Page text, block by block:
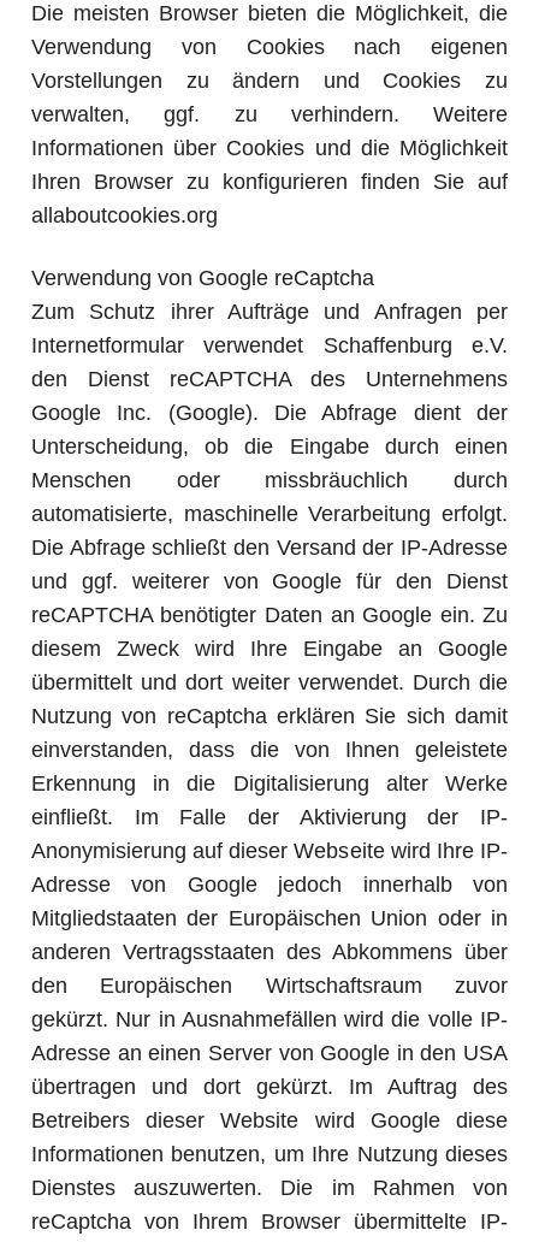
Die meisten Browser bieten die Möglichkeit, die
Verwendung von Cookies nach eigenen
Vorstellungen zu ändern und Cookies zu
verwalten, ggf. zu verhindern. Weitere
Informationen über Cookies und die Möglichkeit
Ihren Browser zu konfigurieren finden Sie auf
allaboutcookies.org
Verwendung von Google reCaptcha
Zum Schutz ihrer Aufträge und Anfragen per
Internetformular verwendet Schaffenburg e.V.
den Dienst reCAPTCHA des Unternehmens
Google Inc. (Google). Die Abfrage dient der
Unterscheidung, ob die Eingabe durch einen
Menschen oder missbräuchlich durch
automatisierte, maschinelle Verarbeitung erfolgt.
Die Abfrage schließt den Versand der IP-Adresse
und ggf. weiterer von Google für den Dienst
reCAPTCHA benötigter Daten an Google ein. Zu
diesem Zweck wird Ihre Eingabe an Google
übermittelt und dort weiter verwendet. Durch die
Nutzung von reCaptcha erklären Sie sich damit
einverstanden, dass die von Ihnen geleistete
Erkennung in die Digitalisierung alter Werke
einfließt. Im Falle der Aktivierung der IP-
Anonymisierung auf dieser Webseite wird Ihre IP-
Adresse von Google jedoch innerhalb von
Mitgliedstaaten der Europäischen Union oder in
anderen Vertragsstaaten des Abkommens über
den Europäischen Wirtschaftsraum zuvor
gekürzt. Nur in Ausnahmefällen wird die volle IP-
Adresse an einen Server von Google in den USA
übertragen und dort gekürzt. Im Auftrag des
Betreibers dieser Website wird Google diese
Informationen benutzen, um Ihre Nutzung dieses
Dienstes auszuwerten. Die im Rahmen von
reCaptcha von Ihrem Browser übermittelte IP-